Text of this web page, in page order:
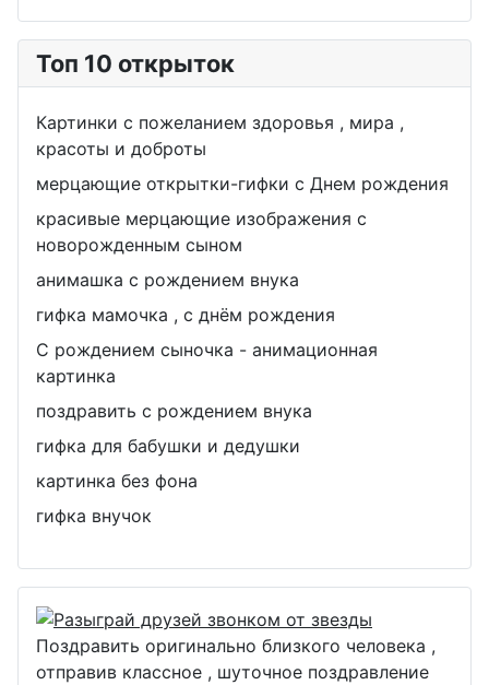
Топ 10 открыток
Картинки с пожеланием здоровья , мира ,
красоты и доброты
мерцающие открытки-гифки с Днем рождения
красивые мерцающие изображения с
новорожденным сыном
анимашка с рождением внука
гифка мамочка , с днём рождения
С рождением сыночка - анимационная
картинка
поздравить с рождением внука
гифка для бабушки и дедушки
картинка без фона
гифка внучок
Поздравить оригинально близкого человека ,
отправив классное , шуточное поздравление